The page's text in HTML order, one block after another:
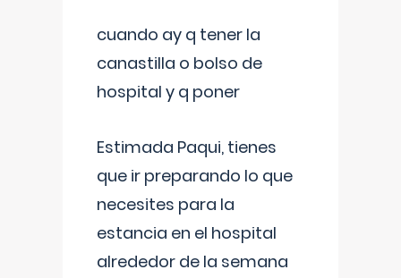
cuando ay q tener la
canastilla o bolso de
hospital y q poner
Estimada Paqui, tienes
que ir preparando lo que
necesites para la
estancia en el hospital
alrededor de la semana